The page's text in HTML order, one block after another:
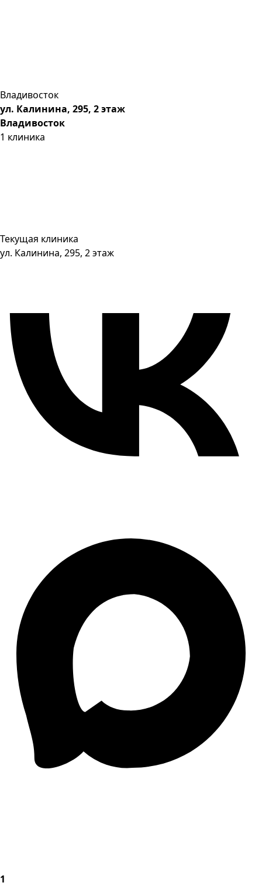
Владивосток
ул. Калинина, 295, 2 этаж
Владивосток
1 клиника
Текущая клиника
ул. Калинина, 295, 2 этаж
1